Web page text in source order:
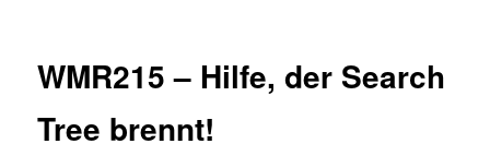
WMR215 – Hilfe, der Search
Tree brennt!